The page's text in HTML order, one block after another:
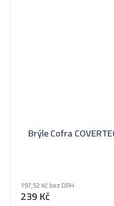
Brýle Cofra
197,52 Kč bez DPH
239 Kč